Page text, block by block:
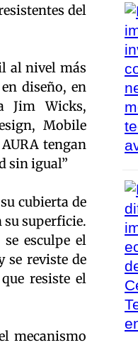
del
al nivel más
diseño, en
Jim Wicks,
Mobile
tengan
sin igual”
cubierta de
su superficie.
esculpe el
se reviste de
resiste el
mecanismo